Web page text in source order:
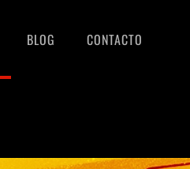
BLOG CONTACTO